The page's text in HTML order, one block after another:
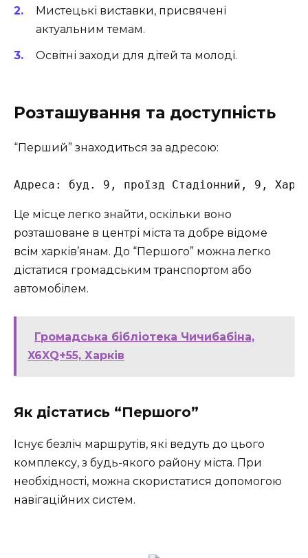
Мистецькі виставки, присвячені
актуальним темам.
Освітні заходи для дітей та молоді.
Розташування та доступність
“Перший” знаходиться за адресою:
Адреса: буд. 9, проїзд Стадіонний, 9,
Це місце легко знайти, оскільки воно
розташоване в центрі міста та добре відоме
всім харків’янам. До “Першого” можна легко
дістатися громадським транспортом або
автомобілем.
Громадська бібліотека Чичибабіна,
X6XQ+55, Харків
Як дістатись “Першого”
Існує безліч маршрутів, які ведуть до цього
комплексу, з будь-якого району міста. При
необхідності, можна скористатися допомогою
навігаційних систем.